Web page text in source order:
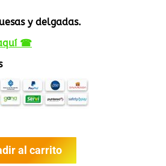
y delgadas.
☎
al carrito